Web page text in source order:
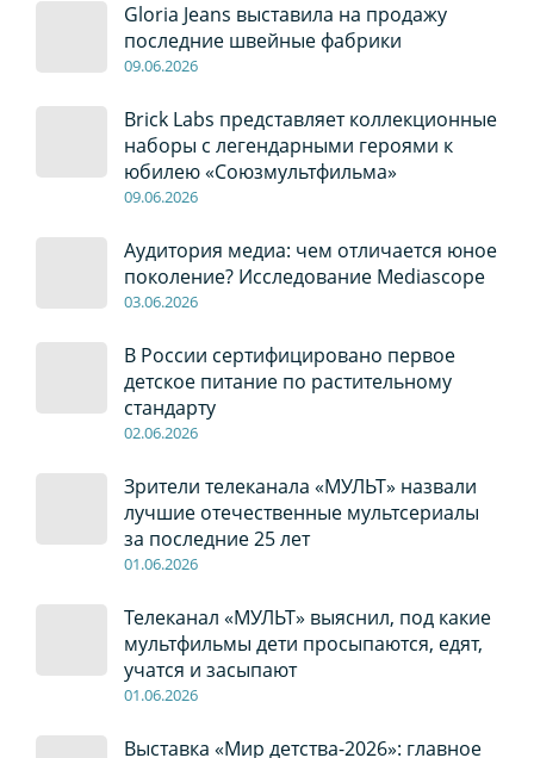
Gloria Jeans выставила на продажу
последние швейные фабрики
09.06.2026
Brick Labs представляет коллекционные
наборы с легендарными героями к
юбилею «Союзмультфильма»
09.06.2026
Аудитория медиа: чем отличается юное
поколение? Исследование Mediascope
03.06.2026
В России сертифицировано первое
детское питание по растительному
стандарту
02.06.2026
Зрители телеканала «МУЛЬТ» назвали
лучшие отечественные мультсериалы
за последние 25 лет
01.06.2026
Телеканал «МУЛЬТ» выяснил, под какие
мультфильмы дети просыпаются, едят,
учатся и засыпают
01.06.2026
Выставка «Мир детства-2026»: главное